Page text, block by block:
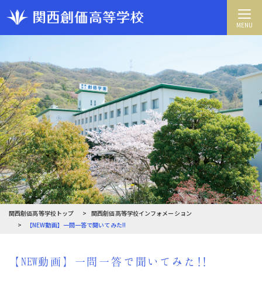
MENU
関西創価高等学校トップ
関西創価高等学校インフォメーション
【NEW動画】一問一答で聞いてみた!!
【NEW動画】一問一答で聞いてみた!!